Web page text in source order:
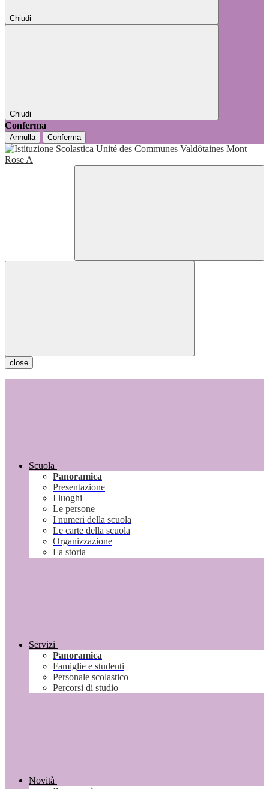
Chiudi
Chiudi
Conferma
Annulla Conferma
close
Scuola
Panoramica
Presentazione
I luoghi
Le persone
I numeri della scuola
Le carte della scuola
Organizzazione
La storia
Servizi
Panoramica
Famiglie e studenti
Personale scolastico
Percorsi di studio
Novità